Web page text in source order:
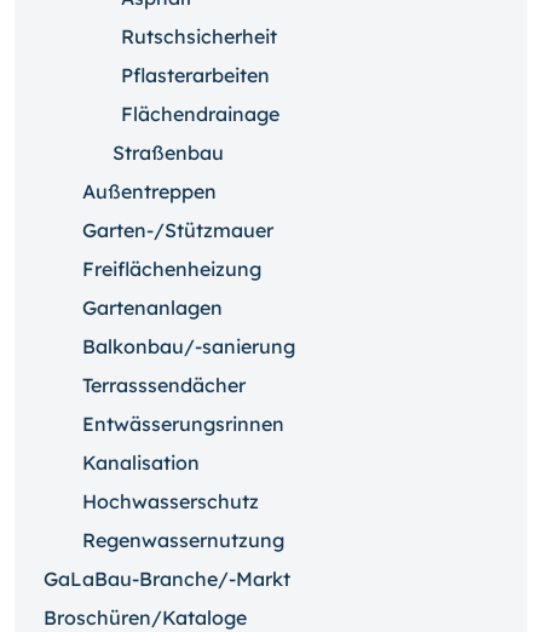
Rutschsicherheit
Pflasterarbeiten
Flächendrainage
Straßenbau
Außentreppen
Garten-/Stützmauer
Freiflächenheizung
Gartenanlagen
Balkonbau/-sanierung
Terrasssendächer
Entwässerungsrinnen
Kanalisation
Hochwasserschutz
Regenwassernutzung
GaLaBau-Branche/-Markt
Broschüren/Kataloge